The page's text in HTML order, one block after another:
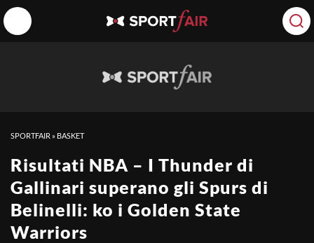
SPORTFAIR » BASKET
Risultati NBA – I Thunder di
Gallinari superano gli Spurs di
Belinelli: ko i Golden State
Warriors